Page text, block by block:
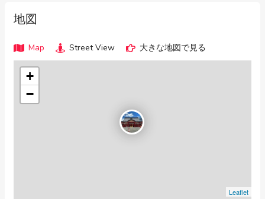
地図
Map Street View 大きな地図で見る
+
−
Leaflet